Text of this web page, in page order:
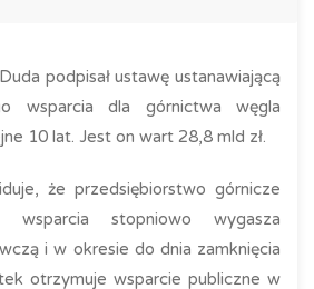
podpisał ustawę ustanawiającą
wsparcia dla górnictwa węgla
10 lat. Jest on wart 28,8 mld zł.
że przedsiębiorstwo górnicze
wsparcia stopniowo wygasza
i w okresie do dnia zamknięcia
otrzymuje wsparcie publiczne w